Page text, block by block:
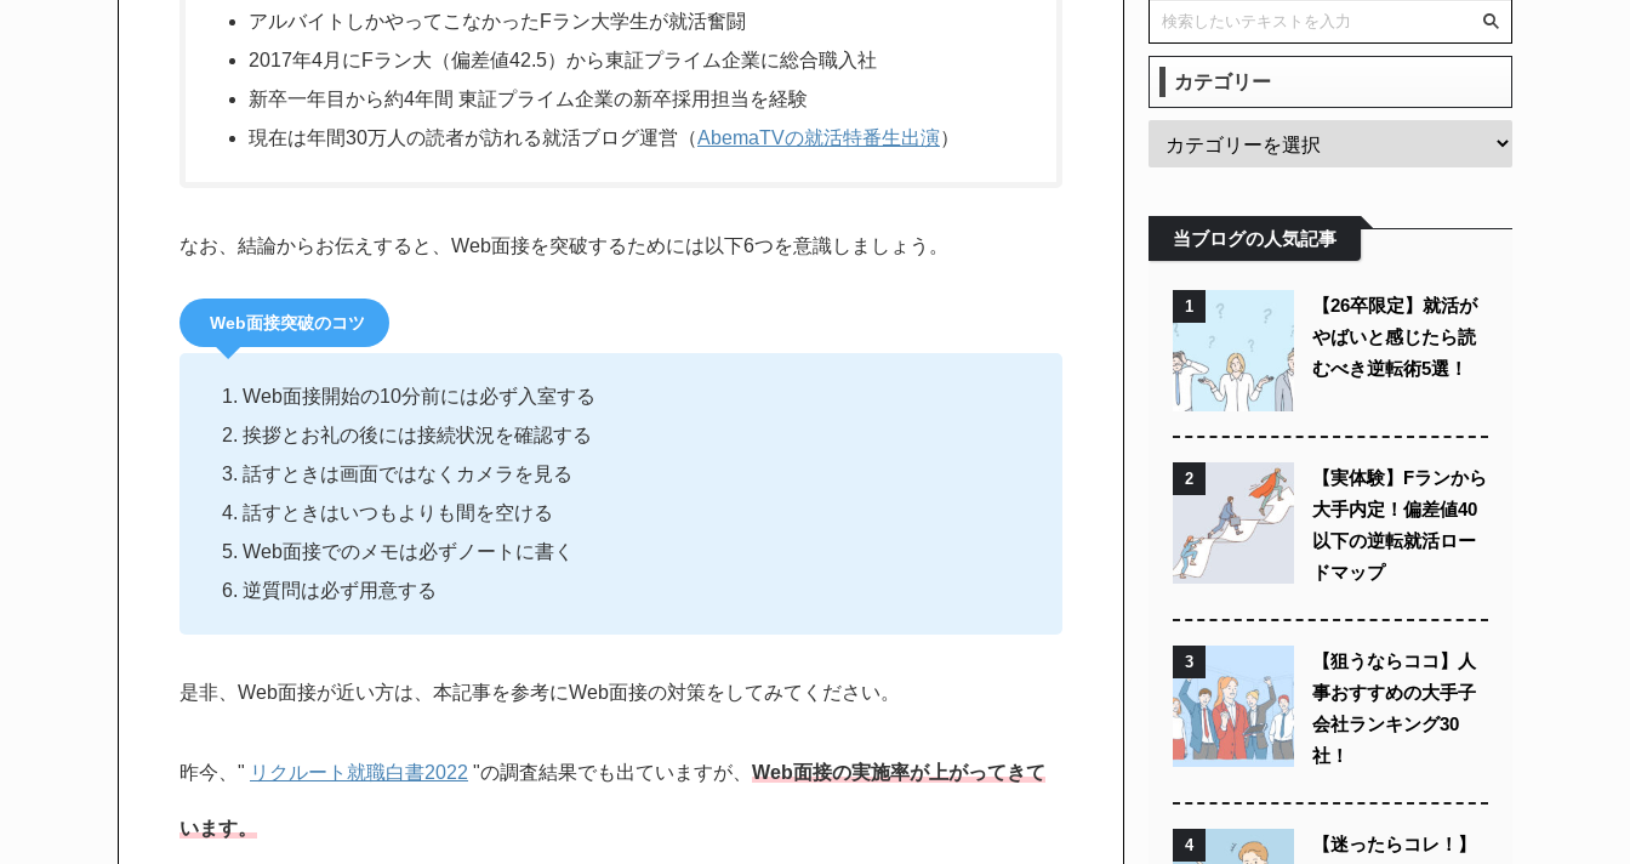
アルバイトしかやってこなかったFラン大学生が就活奮闘
2017年4月にFラン大（偏差値42.5）から東証プライム企業に総合職入社
新卒一年目から約4年間 東証プライム企業の新卒採用担当を経験
現在は年間30万人の読者が訪れる就活ブログ運営（AbemaTVの就活特番生出演）
なお、結論からお伝えすると、Web面接を突破するためには以下6つを意識しましょう。
Web面接突破のコツ
Web面接開始の10分前には必ず入室する
挨拶とお礼の後には接続状況を確認する
話すときは画面ではなくカメラを見る
話すときはいつもよりも間を空ける
Web面接でのメモは必ずノートに書く
逆質問は必ず用意する
是非、Web面接が近い方は、本記事を参考にWeb面接の対策をしてみてください。
昨今、" リクルート就職白書2022 "の調査結果でも出ていますが、 Web面接の実施率が上がってきて
います。
カテゴリー
当ブログの人気記事
1
【26卒限定】就活が
やばいと感じたら読
むべき逆転術5選！
2
【実体験】Fランから
大手内定！偏差値40
以下の逆転就活ロー
ドマップ
3
【狙うならココ】人
事おすすめの大手子
会社ランキング30
社！
4
【迷ったらコレ！】